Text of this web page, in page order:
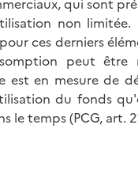
non limitée.
ces derniers
peut être
est en mesure de
du fonds
le temps (PCG, art.